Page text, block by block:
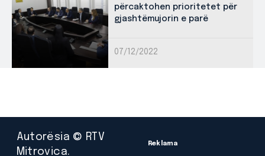
përcaktohen prioritetet për
gjashtëmujorin e parë
07/12/2022
Autorësia © RTV
Mitrovica.
Reklama